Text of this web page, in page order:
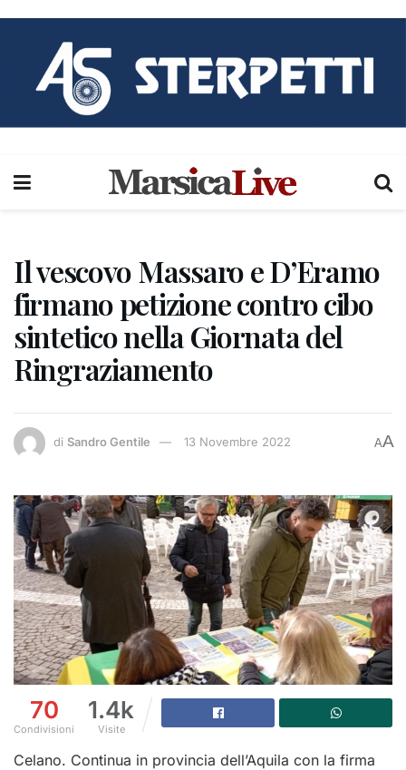
Il vescovo Massaro e D’Eramo
firmano petizione contro cibo
sintetico nella Giornata del
Ringraziamento
di Sandro Gentile 13 Novembre 2022 AA
70
Condivisioni
1.4k
Visite
Celano. Continua in provincia dell’Aquila con la firma